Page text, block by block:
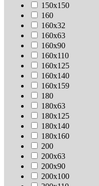
150х150
160
160х32
160х63
160х90
160х110
160х125
160х140
160х159
180
180х63
180х125
180х140
180х160
200
200х63
200х90
200х100